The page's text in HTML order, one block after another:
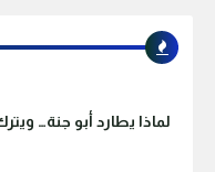
لماذا يطارد أبو جنة…